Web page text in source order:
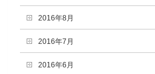
2016年8月
2016年7月
2016年6月